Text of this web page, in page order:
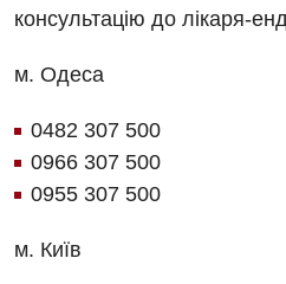
консультацію до лікаря-
м. Одеса
0482 307 500
0966 307 500
0955 307 500
м. Київ